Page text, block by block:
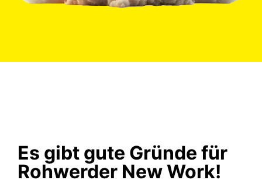
Es gibt gute Gründe für
Rohwerder New Work!